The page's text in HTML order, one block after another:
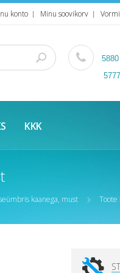
konto Minu soovikorv
5777
KKK
kaanega, must Toote